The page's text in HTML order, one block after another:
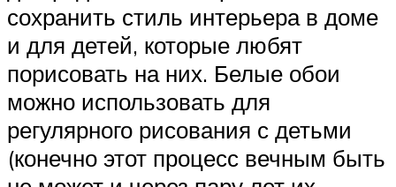
сохранить стиль интерьера в доме
и для детей, которые любят
порисовать на них. Белые обои
можно использовать для
регулярного рисования с детьми
(конечно этот процесс вечным быть